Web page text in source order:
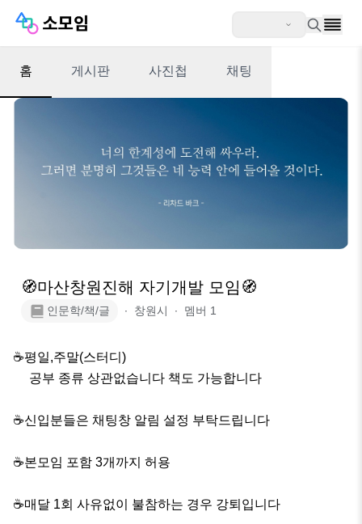
홈 게시판 사진첩 채팅
🧭마산창원진해 자기개발 모임🧭
인문학/책/글 ∙ 창원시 ∙ 멤버 1
☕️평일,주말(스터디)
☕️신입분들은 채팅창 알림 설정 부탁드립니다
☕️본모임 포함 3개까지 허용
☕️매달 1회 사유없이 불참하는 경우 강퇴입니다